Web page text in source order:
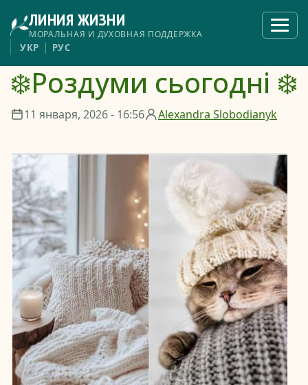
основному
содержанию
ЛИНИЯ ЖИЗНИ
МОРАЛЬНАЯ И ДУХОВНАЯ ПОДДЕРЖКА
меню
УКР РУС
❄️Роздуми сьогодні ❄️
11 января, 2026 - 16:56 Alexandra Slobodianyk